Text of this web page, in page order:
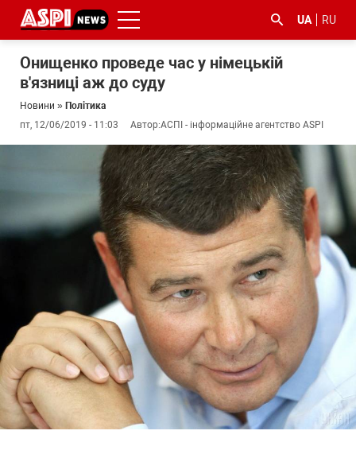
UA RU
Онищенко проведе час у німецькій
в'язниці аж до суду
Новини » Політика
пт, 12/06/2019 - 11:03
Автор:АСПІ - інформаційне агентство ASPI
#боротьба
корупцією
#ДФС #Київ #коронавірус